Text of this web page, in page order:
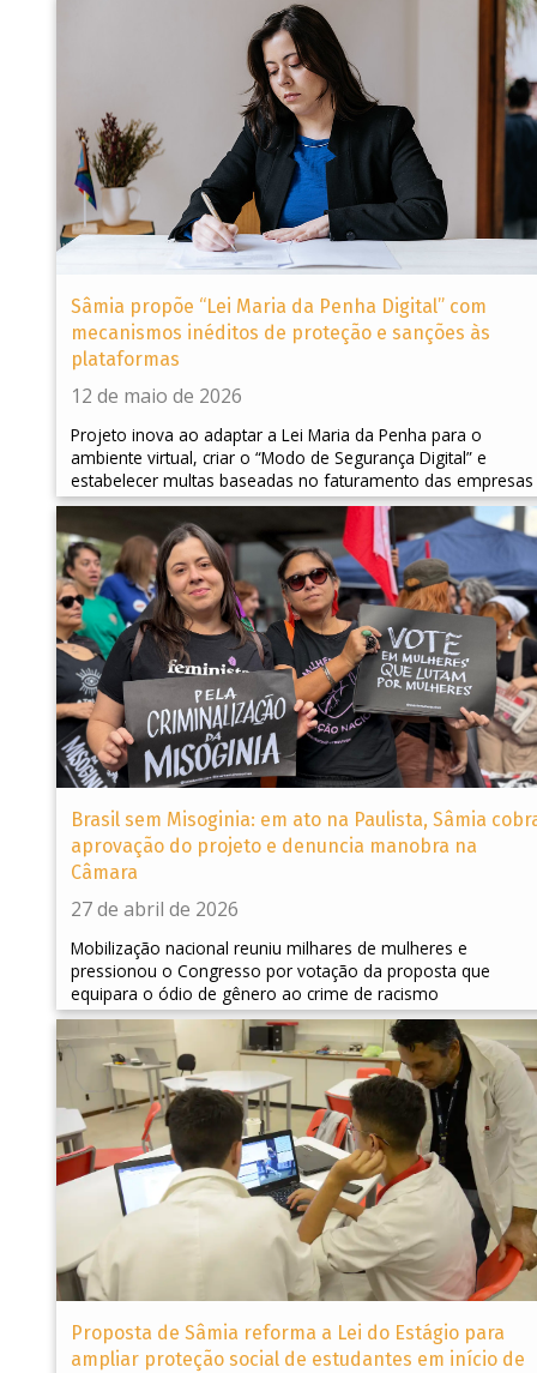
Sâmia propõe “Lei Maria da Penha Digital” com
mecanismos inéditos de proteção e sanções às
plataformas
12 de maio de 2026
Projeto inova ao adaptar a Lei Maria da Penha para o
ambiente virtual, criar o “Modo de Segurança Digital” e
estabelecer multas baseadas no faturamento das empresas
Brasil sem Misoginia: em ato na Paulista, Sâmia
aprovação do projeto e denuncia manobra na
Câmara
27 de abril de 2026
Mobilização nacional reuniu milhares de mulheres e
pressionou o Congresso por votação da proposta que
equipara o ódio de gênero ao crime de racismo
Proposta de Sâmia reforma a Lei do Estágio para
ampliar proteção social de estudantes em início de